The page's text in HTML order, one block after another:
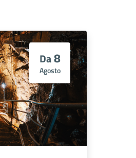
Da8
Agosto